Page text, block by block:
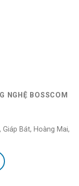
NGHỆ BOSSCOM
Bát, Hoàng Mai,